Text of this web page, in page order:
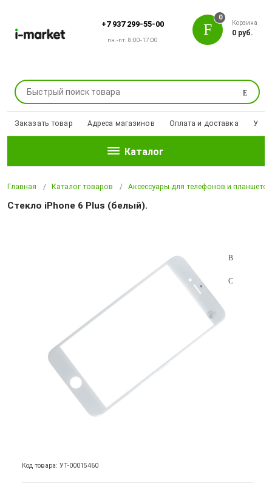
+7 937 299-55-00
пн.-пт. 8:00-17:00
Поиск
0
Корзина
0 руб.
Заказать товар Адреса магазинов Оплата и доставка
Каталог
Главная Каталог товаров Аксессуары для телефонов и планшетов
Стекло iPhone 6 Plus (белый).
Код товара: УТ-00015460